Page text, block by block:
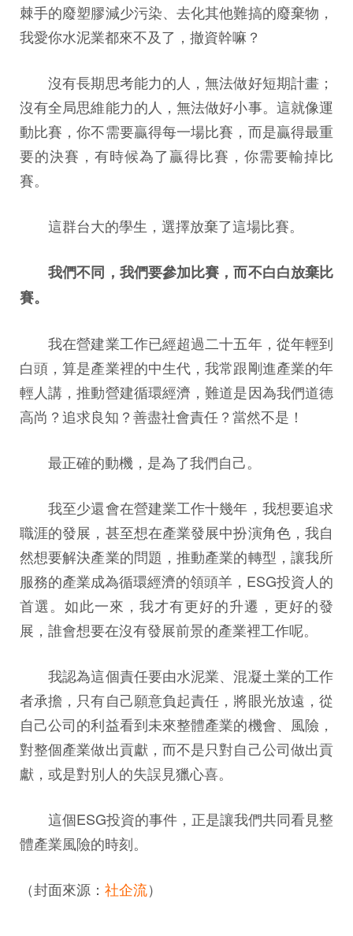
棘手的廢塑膠減少污染、去化其他難搞的廢棄物，
我愛你水泥業都來不及了，撤資幹嘛？
沒有長期思考能力的人，無法做好短期計畫；
沒有全局思維能力的人，無法做好小事。這就像運
動比賽，你不需要贏得每一場比賽，而是贏得最重
要的決賽，有時候為了贏得比賽，你需要輸掉比
賽。
這群台大的學生，選擇放棄了這場比賽。
我們不同，我們要參加比賽，而不白白放棄比
賽。
我在營建業工作已經超過二十五年，從年輕到
白頭，算是產業裡的中生代，我常跟剛進產業的年
輕人講，推動營建循環經濟，難道是因為我們道德
高尚？追求良知？善盡社會責任？當然不是！
最正確的動機，是為了我們自己。
我至少還會在營建業工作十幾年，我想要追求
職涯的發展，甚至想在產業發展中扮演角色，我自
然想要解決產業的問題，推動產業的轉型，讓我所
服務的產業成為循環經濟的領頭羊，ESG投資人的
首選。如此一來，我才有更好的升遷，更好的發
展，誰會想要在沒有發展前景的產業裡工作呢。
我認為這個責任要由水泥業、混凝土業的工作
者承擔，只有自己願意負起責任，將眼光放遠，從
自己公司的利益看到未來整體產業的機會、風險，
對整個產業做出貢獻，而不是只對自己公司做出貢
獻，或是對別人的失誤見獵心喜。
這個ESG投資的事件，正是讓我們共同看見整
體產業風險的時刻。
（封面來源： 社企流）